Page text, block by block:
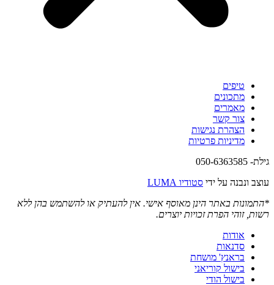
טיפים
מתכונים
מאמרים
צור קשר
הצהרת נגישות
מדיניות פרטיות
גילת- 050-6363585
עוצב ונבנה על ידי סטודיו LUMA
*התמונות באתר הינן מאוסף אישי. אין להעתיק או להשתמש בהן ללא
רשות, זוהי הפרת זכויות יוצרים.
אודות
סדנאות
בראנץ' מושחת
בישול קוריאני
בישול הודי